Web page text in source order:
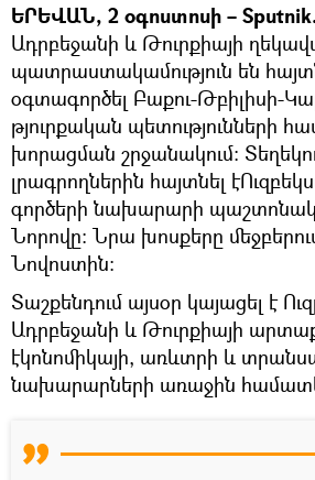
ԵՐԵՎԱՆ, 2 օգոստոսի – Sputnik.
Ադրբեջանի և Թուրքիայի
պատրաստակամություն են
օգտագործել Բաքու-Թբիլիսի-
թյուրքական պետությունների
խորացման շրջանակում։
լրագրողներին հայտնել
գործերի նախարարի
Նորովը։ Նրա խոսքերը
Նովոստին։
Տաշքենդում այսօր կայացել է
Ադրբեջանի և Թուրքիայի
էկոնոմիկայի, առևտրի և
նախարարների առաջին